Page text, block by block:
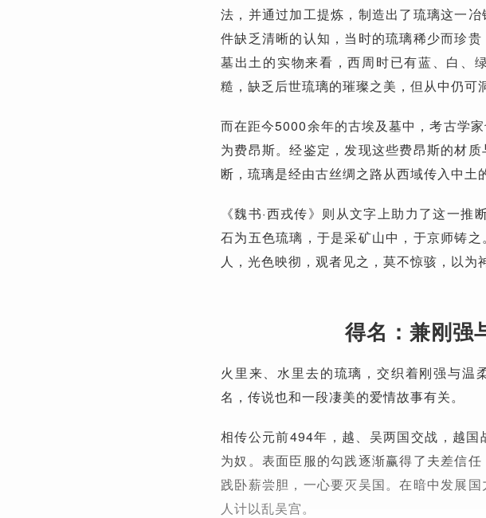
法，并通过加工提炼，制造出了琉璃这一
件缺乏清晰的认知，当时的琉璃稀少而珍
墓出土的实物来看，西周时已有蓝、白、
糙，缺乏后世琉璃的璀璨之美，但从中仍可
而在距今5000余年的古埃及墓中，考古学
为费昂斯。经鉴定，发现这些费昂斯的材
断，琉璃是经由古丝绸之路从西域传入中土
《魏书·西戎传》则从文字上助力了这一
石为五色琉璃，于是采矿山中，于京师铸
人，光色映彻，观者见之，莫不惊骇，以
得名：兼刚强
火里来、水里去的琉璃，交织着刚强与温
名，传说也和一段凄美的爱情故事有关。
相传公元前494年，越、吴两国交战，越
为奴。表面臣服的勾践逐渐赢得了夫差信
践卧薪尝胆，一心要灭吴国。在暗中发展
人计以乱吴宫。